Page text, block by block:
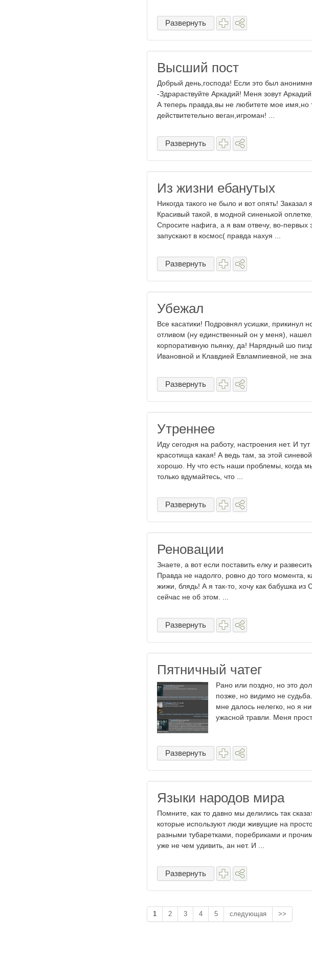
Развернуть
Высший пост
Добрый день,господа! Если это был
-Здрараствуйте Аркадий! Меня зовут
А теперь правда,вы не любитете мое
действитетельно веган,игроман! ...
Развернуть
Из жизни ебанутых
Никогда такого не было и вот опять!
Красивый такой, в модной синенькой
Спросите нафига, а я вам отвечу, во-
запускают в космос( правда нахуя ...
Развернуть
Убежал
Все касатики! Подровнял усишки, прикинул
отливом (ну единственный он у меня),
корпоративную пьянку, да! Нарядный шо
Ивановной и Клавдией Евлампиевной, не
Развернуть
Утреннее
Иду сегодня на работу, настроения нет. И
красотища какая! А ведь там, за этой
хорошо. Ну что есть наши проблемы, когда
только вдумайтесь, что ...
Развернуть
Реновации
Знаете, а вот если поставить елку и
Правда не надолго, ровно до того момента,
жижи, блядь! А я так-то, хочу как бабушка из
сейчас не об этом. ...
Развернуть
Пятничный чатег
Рано или поздно, но это
позже, но видимо не
мне далось нелегко, но я
ужасной травли. Меня
Развернуть
Языки народов мира
Помните, как то давно мы делились так
которые используют люди живущие на
разными тубаретками, поребриками и
уже не чем удивить, ан нет. И ...
Развернуть
1 2 3 4 5 следующая >>